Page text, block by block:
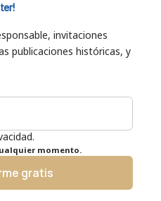
invitaciones
publicaciones históricas, y
momento.
gratis